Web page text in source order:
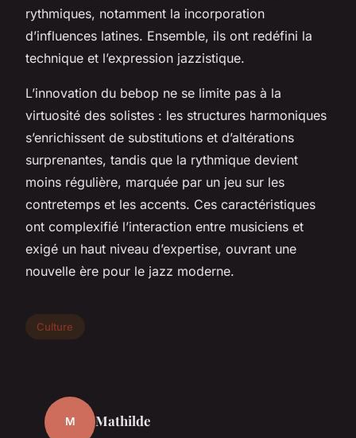
rythmiques, notamment la incorporation
d’influences latines. Ensemble, ils ont redéfini la
technique et l’expression jazzistique.
L’innovation du bebop ne se limite pas à la
virtuosité des solistes : les structures harmoniques
s’enrichissent de substitutions et d’altérations
surprenantes, tandis que la rythmique devient
moins régulière, marquée par un jeu sur les
contretemps et les accents. Ces caractéristiques
ont complexifié l’interaction entre musiciens et
exigé un haut niveau d’expertise, ouvrant une
nouvelle ère pour le jazz moderne.
Culture
M Mathilde